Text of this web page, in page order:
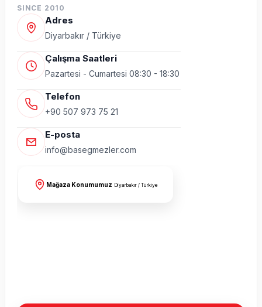
SINCE 2010
Adres
Diyarbakır / Türkiye
Çalışma Saatleri
Pazartesi - Cumartesi 08:30 - 18:30
Telefon
+90 507 973 75 21
E-posta
info@basegmezler.com
Mağaza Konumumuz Diyarbakır / Türkiye